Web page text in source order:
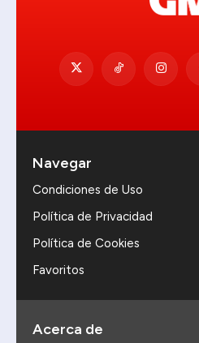
Navegar
Condiciones de Uso
Política de Privacidad
Política de Cookies
Favoritos
Acerca de